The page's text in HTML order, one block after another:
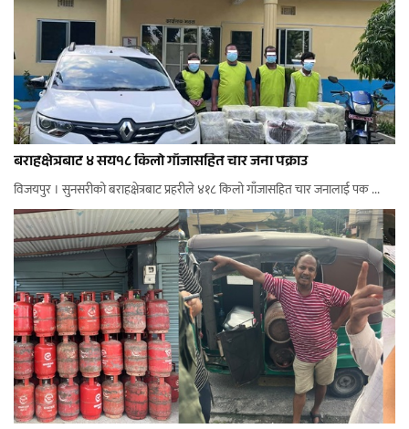
बराहक्षेत्रबाट ४ सय१८ किलो गाँजासहित चार जना पक्राउ
विजयपुर । सुनसरीको बराहक्षेत्रबाट प्रहरीले ४१८ किलो गाँजासहित चार जनालाई पक ...